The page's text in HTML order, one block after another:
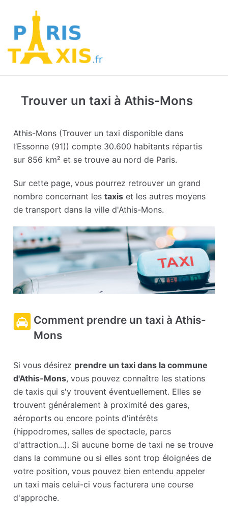
Trouver un taxi à Athis-Mons
Athis-Mons (Trouver un taxi disponible dans
l’Essonne (91)) compte 30.600 habitants répartis
sur 856 km² et se trouve au nord de Paris.
Sur cette page, vous pourrez retrouver un grand
nombre concernant lestaxis et les autres moyens
de transport dans la ville d'Athis-Mons.
Comment prendre un taxi à Athis-
Mons
Si vous désirez prendre un taxi dans la commune
d'Athis-Mons, vous pouvez connaître les stations
de taxis qui s'y trouvent éventuellement. Elles se
trouvent généralement à proximité des gares,
aéroports ou encore points d'intérêts
(hippodromes, salles de spectacle, parcs
d'attraction...). Si aucune borne de taxi ne se trouve
dans la commune ou si elles sont trop éloignées de
votre position, vous pouvez bien entendu appeler
un taxi mais celui-ci vous facturera une course
d'approche.